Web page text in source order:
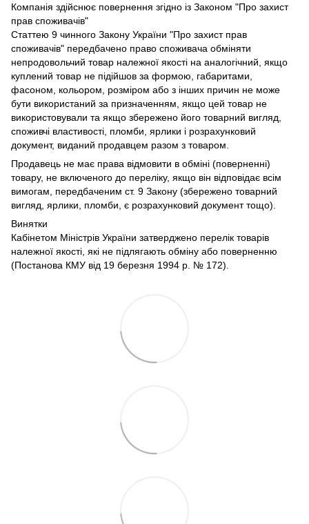
Компанія здійснює повернення згідно із Законом "Про захист
прав споживачів"
Статтею 9 чинного Закону України "Про захист прав
споживачів" передбачено право споживача обміняти
непродовольчий товар належної якості на аналогічний, якщо
куплений товар не підійшов за формою, габаритами,
фасоном, кольором, розміром або з інших причин не може
бути використаний за призначенням, якщо цей товар не
використовували та якщо збережено його товарний вигляд,
споживчі властивості, пломби, ярлики і розрахунковий
документ, виданий продавцем разом з товаром.
Продавець не має права відмовити в обміні (поверненні)
товару, не включеного до переліку, якщо він відповідає всім
вимогам, передбаченим ст. 9 Закону (збережено товарний
вигляд, ярлики, пломби, є розрахунковий документ тощо).
Винятки
Кабінетом Міністрів України затверджено перелік товарів
належної якості, які не підлягають обміну або поверненню
(Постанова КМУ від 19 березня 1994 р. № 172).